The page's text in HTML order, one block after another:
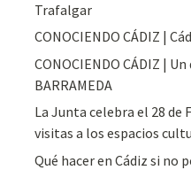
Trafalgar
CONOCIENDO CÁDIZ |
CONOCIENDO CÁDIZ | Un
BARRAMEDA
La Junta celebra el 28 de
visitas a los espacios
Qué hacer en Cádiz si no